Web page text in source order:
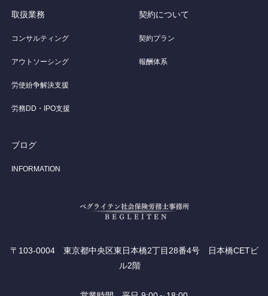
取扱業務
コンサルティング
アウトソーシング
労使紛争解決支援
労務DD・IPO支援
契約について
契約プラン
報酬体系
ブログ
INFORMATION
〒103-0004 東京都中央区東日本橋2丁目28番4号 日本橋CETビ
ル2階